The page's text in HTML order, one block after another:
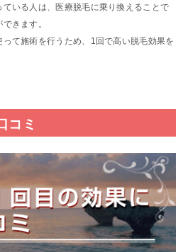
いる人は、医療脱毛に乗り換えることで
きます。
て施術を行うため、1回で高い脱毛効果を
コミ